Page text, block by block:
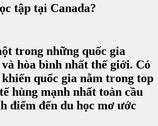
tập tại Canada?
trong những quốc gia
hòa bình nhất thế giới. Có
quốc gia nằm trong top
hùng mạnh nhất toàn cầu
điểm đến du học mơ ước